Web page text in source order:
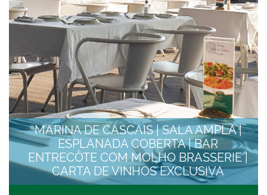
MARINA DE CASCAIS | SALA AMPLA |
ESPLANADA COBERTA | BAR
ENTRECÔTE COM MOLHO BRASSERIE |
CARTA DE VINHOS EXCLUSIVA